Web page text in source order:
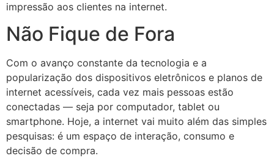
impressão aos clientes na internet.
Não Fique de Fora
Com o avanço constante da tecnologia e a
popularização dos dispositivos eletrônicos e planos de
internet acessíveis, cada vez mais pessoas estão
conectadas — seja por computador, tablet ou
smartphone. Hoje, a internet vai muito além das simples
pesquisas: é um espaço de interação, consumo e
decisão de compra.